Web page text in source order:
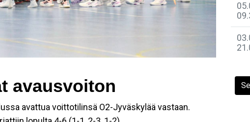
avausvoiton
avattua voittotilinsä O2-Jyväskylää vastaan.